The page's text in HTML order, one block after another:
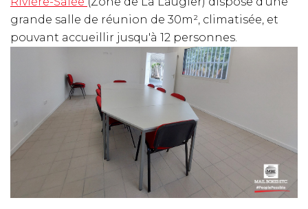
grande salle de réunion de 30m², climatisée, et
pouvant accueillir jusqu'à 12 personnes.